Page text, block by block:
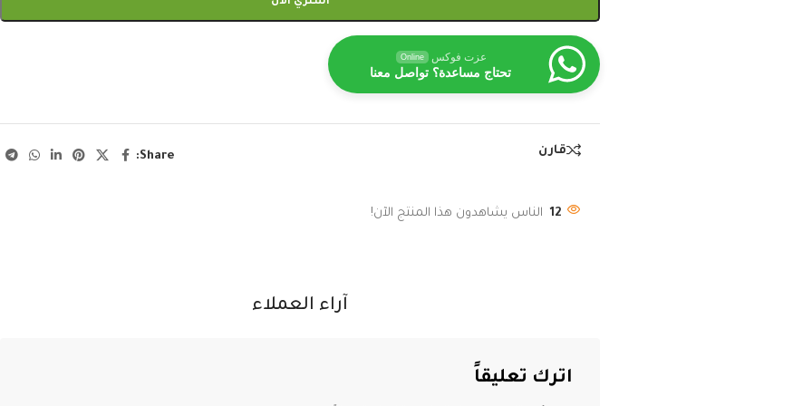
عزت فوكس Online
تحتاج مساعدة؟ تواصل معنا
قارن Share:
12 الناس يشاهدون هذا المنتج الآن!
آراء العملاء
اترك تعليقاً